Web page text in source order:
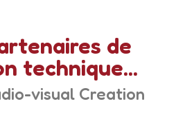
de
technique...
visual Creation